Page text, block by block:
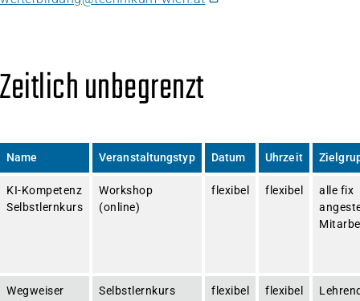
Zeitlich unbegrenzt
Name Veranstaltungstyp Datum Uhrzeit
KI-Kompetenz
Selbstlernkurs
Workshop
(online)
flexibel flexibel
alle fix
Wegweiser
Selbstlernkurs flexibel flexibel